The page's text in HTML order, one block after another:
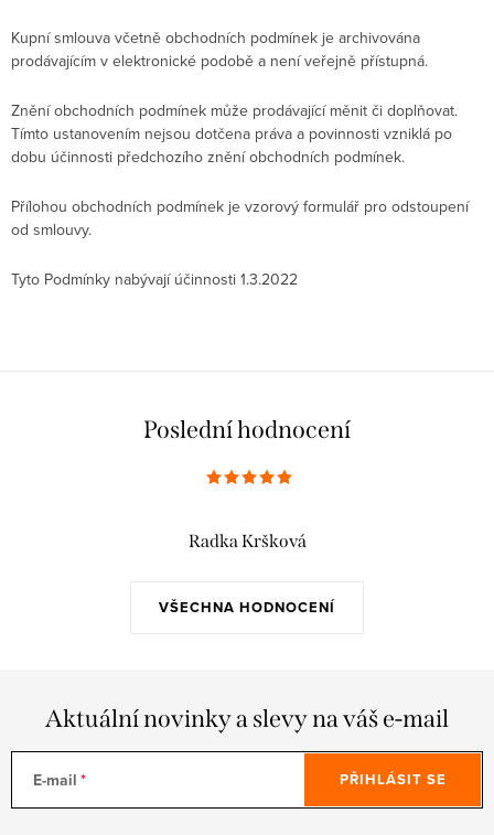
Kupní smlouva včetně obchodních podmínek je archivována
prodávajícím v elektronické podobě a není veřejně přístupná.
Znění obchodních podmínek může prodávající měnit či doplňovat.
Tímto ustanovením nejsou dotčena práva a povinnosti vzniklá po
dobu účinnosti předchozího znění obchodních podmínek.
Přílohou obchodních podmínek je vzorový formulář pro odstoupení
od smlouvy.
Tyto Podmínky nabývají účinnosti 1.3.2022
Poslední hodnocení
VŠECHNA HODNOCENÍ
Radka Kršková
Aktuální novinky a slevy na váš e-mail
E-mail PŘIHLÁSIT SE